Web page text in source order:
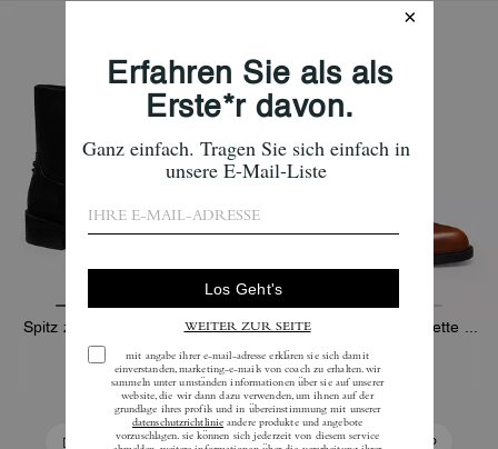
Spitz zulaufender Stiefelette
325 €
In Den Warenkorb
325 €
In Den Warenkorb